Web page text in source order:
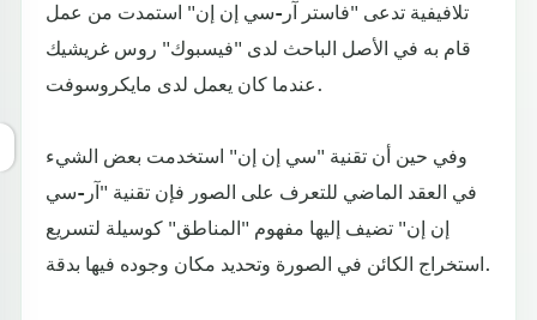
تلافيفية تدعى "فاستر آر-سي إن إن" استمدت من عمل
قام به في الأصل الباحث لدى "فيسبوك" روس غريشيك
عندما كان يعمل لدى مايكروسوفت.
وفي حين أن تقنية "سي إن إن" استخدمت بعض الشيء
في العقد الماضي للتعرف على الصور فإن تقنية "آر-سي
إن إن" تضيف إليها مفهوم "المناطق" كوسيلة لتسريع
استخراج الكائن في الصورة وتحديد مكان وجوده فيها بدقة.